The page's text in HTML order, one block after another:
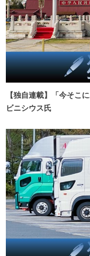
【独自連載】「今そこ
ビニシウス氏